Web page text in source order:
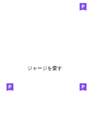
ジャージを愛す